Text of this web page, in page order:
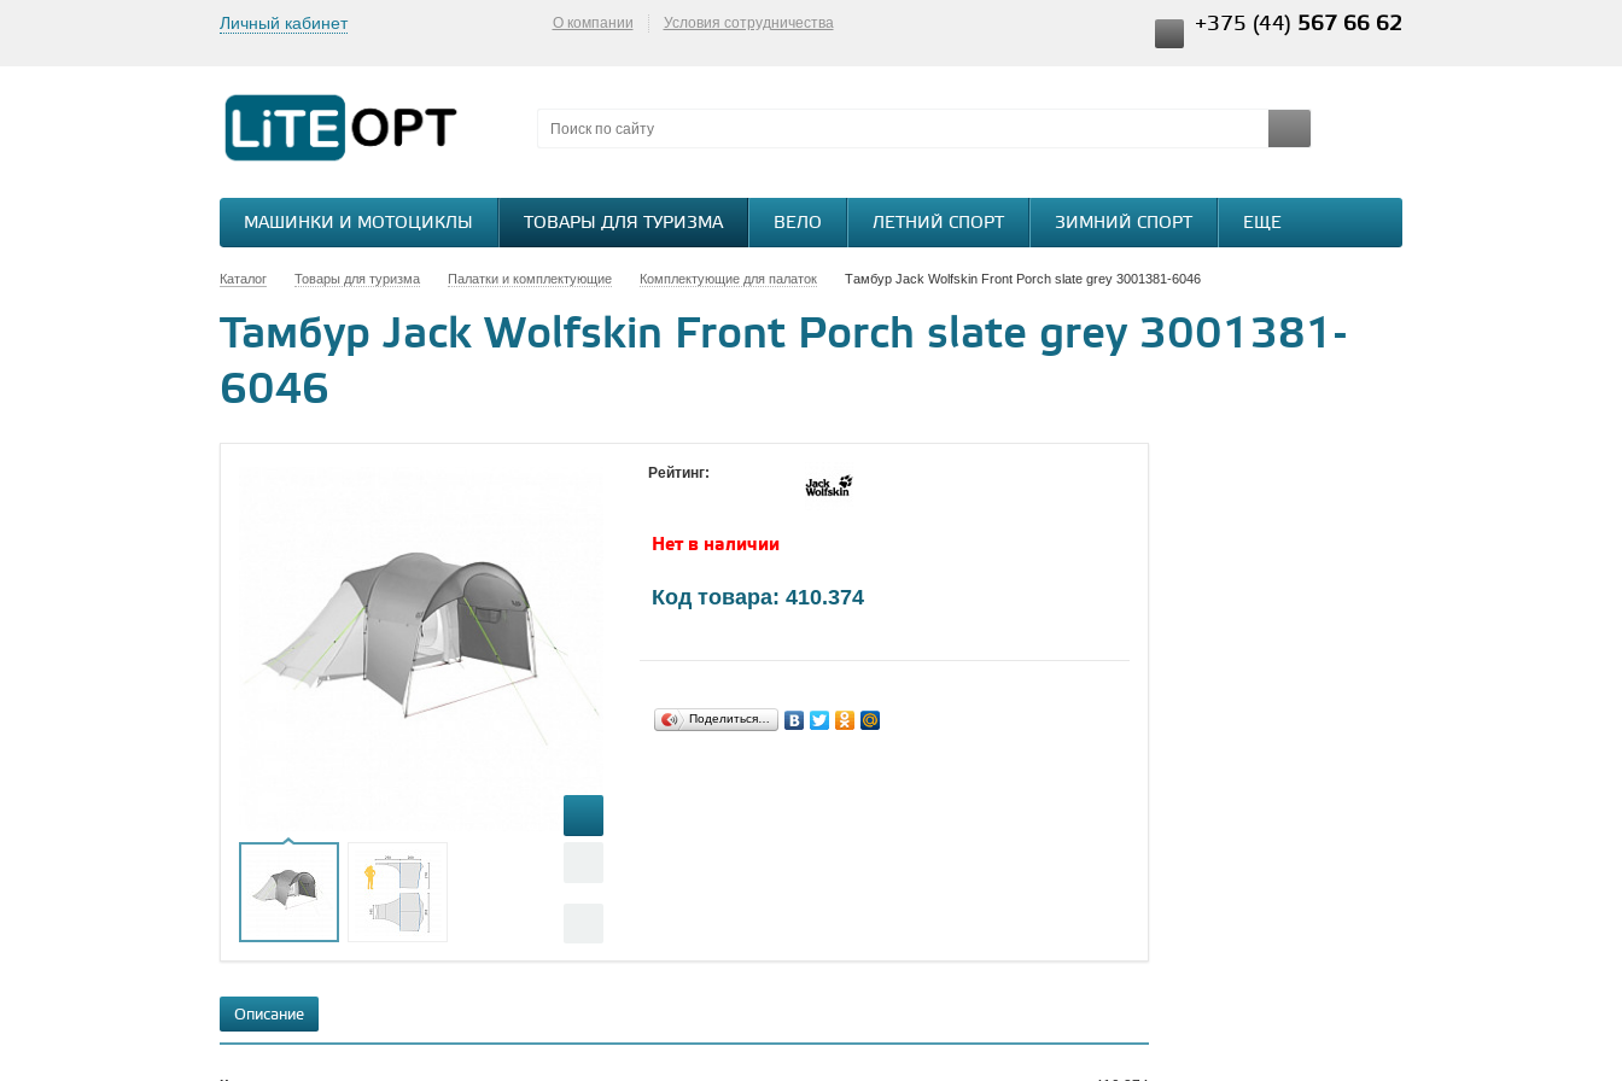
Личный кабинет О компании Условия сотрудничества +375 (44) 567 66 62
МАШИНКИ И МОТОЦИКЛЫ ТОВАРЫ ДЛЯ ТУРИЗМА ВЕЛО ЛЕТНИЙ СПОРТ ЗИМНИЙ СПОРТ ЕЩЕ
Каталог Товары для туризма Палатки и комплектующие Комплектующие для палаток Тамбур Jack Wolfskin Front Porch slate grey 3001381-6046
Тамбур Jack Wolfskin Front Porch slate grey 3001381-
6046
Рейтинг:
Нет в наличии
Код товара: 410.374
Поделиться…
Описание